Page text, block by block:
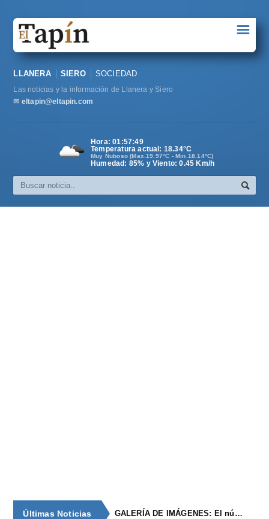
Sociedad
Política
Cultura
☰
LLANERA SIERO SOCIEDAD
Las noticias y la información de Llanera y Siero
✉ eltapin@eltapin.com
Hora:01:57:50
Temperatura actual: 18.34°C
Muy Nuboso (Max.19.97ºC - Min.18.14ºC)
Humedad: 85% y Viento: 0.45 Km/h
Últimas Noticias GALERÍA DE IMÁGENES: El núcleo de población de época romana con continuidad